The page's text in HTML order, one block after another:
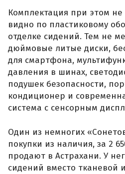
Комплектация при этом не
видно по пластиковому
отделке сидений. Тем не
дюймовые литые диски,
для смартфона,
давления в шинах,
подушек безопасности,
кондиционер и
система с сенсорным
Один из немногих
покупки из наличия, за 2
продают в Астрахани. У
сидений вместо тканевой